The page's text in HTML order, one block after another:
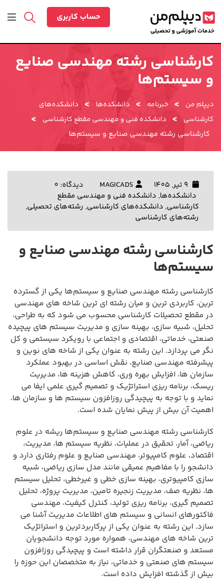
به
محتوا
حساب کاربری
کارشناسی رشته مهندسی صنایع
و سیستم‌ها
دیپلم من > خبرنامه > دانشکده‌ها > دانشکده‌های
کارشناسی
> دانشکده فنی و مهندسی مقطع کارشناسی >
کارشناسی رشته مهندسی صنایع و سیستم‌ها
MAGICADS
دیدگاه: 0
دانشکده‌ها, دانشکده فنی و مهندسی مقطع
کارشناسی, دانشکده‌های کارشناسی, رشته‌های تحصیلی,
رشته‌های کارشناسی
کارشناسی رشته مهندسی صنایع و
سیستم‌ها
کارشناسی رشته مهندسی صنایع و سیستم‌ها یکی از گسترده
ترین، کاربردی ترین و میان رشته ای ترین شاخه های مهندسی
در مقطع تحصیلات کارشناسی محسوب می شود که به طراحی،
تحلیل، شبیه سازی، بهینه سازی و مدیریت سیستم های پیچیده
صنعتی، خدماتی، اقتصادی و اجتماعی با رویکرد سیستمی و کل
نگر می پردازد. این رشته به عنوان یکی از شاخه های نوین و
پیشرفته مهندسی صنایع، نقش اساسی در بهبود عملکرد
سازمان ها، افزایش بهره وری، کاهش هزینه ها، مدیریت
ریسک، برنامه ریزی استراتژیک و تصمیم گیری علمی ایفا می
نماید و با توجه به پیچیدگی روزافزون سیستم ها و سازمان ها،
اهمیت آن بیش از پیش نمایان شده است.
کارشناسی رشته مهندسی صنایع و سیستم‌ها ریشه در علوم
ریاضی، آمار، تحقیق در عملیات، نظریه سیستم ها، مدیریت،
اقتصاد، علوم کامپیوتر، مهندسی صنایع و علوم رفتاری دارد و
دانشجو را با مفاهیم عمیقی مانند مدل سازی ریاضی، شبیه
سازی کامپیوتری، بهینه سازی خطی و غیرخطی، تحلیل سیستم
ها، نظریه صف، مدیریت زنجیره تامین، مدیریت پروژه، تحلیل
تصمیم گیری، برنامه ریزی تولید، کنترل کیفیت، مهندسی
فاکتورهای انسانی و سیستم های اطلاعات مدیریت آشنا می
سازد. این رشته به عنوان یکی از پرکاربردترین و استراتژیک
ترین شاخه های مهندسی، همواره مورد توجه دانشجویان
مستعد و صنعتگران قرار داشته است و پیچیدگی روزافزون
سیستم های صنعتی و خدماتی، نیاز به متخصصان این حوزه را
بیش از گذشته افزایش داده است.